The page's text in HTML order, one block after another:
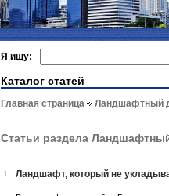
Я ищу:
Каталог статей
Главная страница Ландшафтный
Статьи раздела
1. Ландшафт, который не